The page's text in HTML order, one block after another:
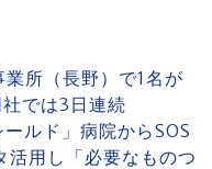
所（長野）で1名が
では3日連続
ルド」病院からSOS
用し「必要なものつ